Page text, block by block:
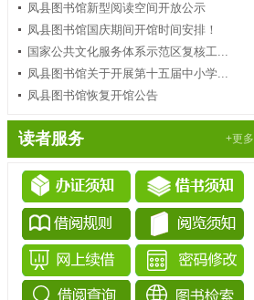
凤县图书馆新型阅读空间开放公示
凤县图书馆国庆期间开馆时间安排！
国家公共文化服务体系示范区复核工...
凤县图书馆关于开展第十五届中小学...
凤县图书馆恢复开馆公告
读者服务 +更多